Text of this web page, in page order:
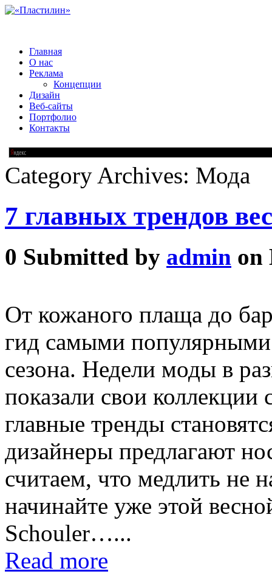
Главная
О нас
Реклама
Концепции
Дизайн
Веб-сайты
Портфолио
Контакты
Category Archives: Мода
7 главных трендов
0 Submitted by admin on
От кожаного плаща до
гид самыми
сезона. Недели моды в
показали свои коллекции
главные тренды
дизайнеры предлагают
считаем, что медлить не
начинайте уже этой
Schouler…...
Read more